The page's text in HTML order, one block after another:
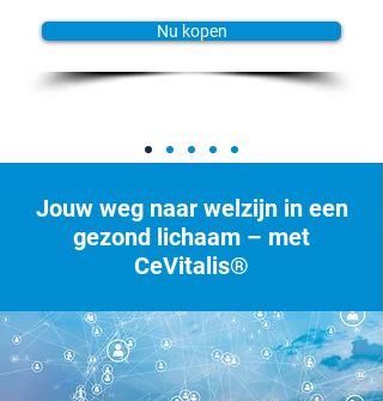
Nu kopen
Jouw weg naar welzijn in een
gezond lichaam – met
CeVitalis®